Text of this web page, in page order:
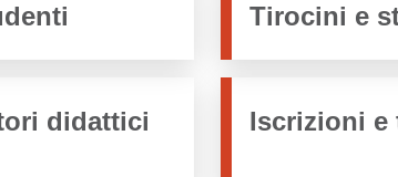
Tirocini e
didattici Iscrizioni e